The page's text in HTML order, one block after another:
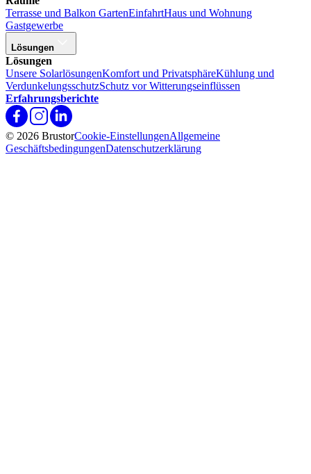
Terrasse und Balkon GartenEinfahrtHaus und Wohnung
Gastgewerbe
Lösungen
Lösungen
Unsere SolarlösungenKomfort und PrivatsphäreKühlung und
VerdunkelungsschutzSchutz vor Witterungseinflüssen
Erfahrungsberichte
© 2026 BrustorCookie-EinstellungenAllgemeine
GeschäftsbedingungenDatenschutzerklärung